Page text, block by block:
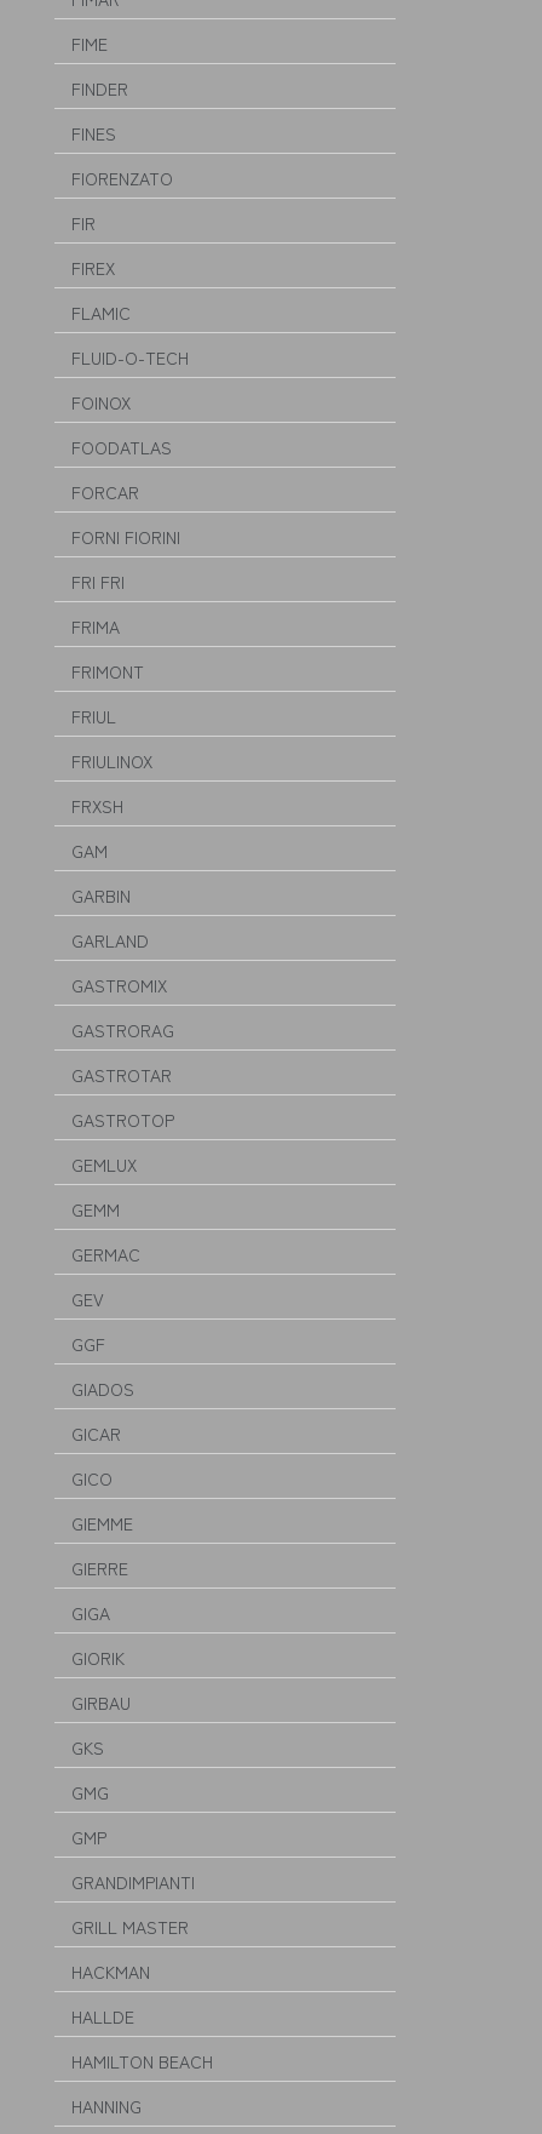
FIME
FINDER
FINES
FIORENZATO
FIR
FIREX
FLAMIC
FLUID-O-TECH
FOINOX
FOODATLAS
FORCAR
FORNI FIORINI
FRI FRI
FRIMA
FRIMONT
FRIUL
FRIULINOX
FRXSH
GAM
GARBIN
GARLAND
GASTROMIX
GASTRORAG
GASTROTAR
GASTROTOP
GEMLUX
GEMM
GERMAC
GEV
GGF
GIADOS
GICAR
GICO
GIEMME
GIERRE
GIGA
GIORIK
GIRBAU
GKS
GMG
GMP
GRANDIMPIANTI
GRILL MASTER
HACKMAN
HALLDE
HAMILTON BEACH
HANNING